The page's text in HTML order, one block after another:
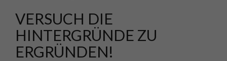
VERSUCH DIE
HINTERGRÜNDE ZU
ERGRÜNDEN!